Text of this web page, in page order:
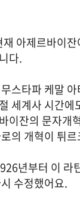
재 아제르바이
다.
스타파 케말
세계사 시간에
이잔의 문자개
의 개혁이 튀
년부터 이 라
수정했어요.